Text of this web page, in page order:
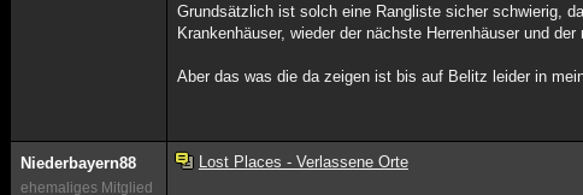
Grundsätzlich ist solch eine Rangliste sicher schwierig,
Krankenhäuser, wieder der nächste Herrenhäuser und
Aber das was die da zeigen ist bis auf Belitz leider in
Niederbayern88
ehemaliges Mitglied
Lost Places - Verlassene Orte